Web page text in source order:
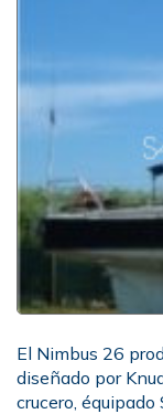
El Nimbus 26
diseñado por
crucero, équipado